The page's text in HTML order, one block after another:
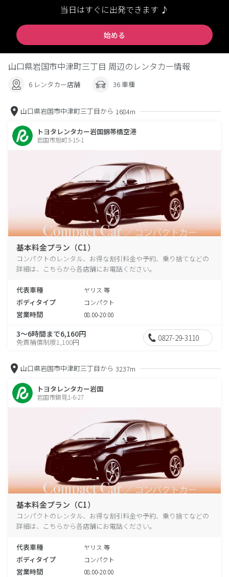
当日はすぐに出発できます ♪
始める
山口県岩国市中津町三丁目 周辺のレンタカー情報
6 レンタカー店舗 36 車種
山口県岩国市中津町三丁目から 1684m
トヨタレンタカー岩国錦帯橋空港
岩国市旭町3-15-1
基本料金プラン（C1）
コンパクトのレンタル、お得な割引料金や予約、乗り捨てなどの
詳細は、こちらから各店舗にお電話ください。
代表車種 ヤリス 等
ボディタイプ コンパクト
営業時間 08:00-20:00
3～6時間まで6,160円
免責補償制度1,100円 0827-29-3110
山口県岩国市中津町三丁目から 3237m
トヨタレンタカー岩国
岩国市錦見1-6-27
基本料金プラン（C1）
コンパクトのレンタル、お得な割引料金や予約、乗り捨てなどの
詳細は、こちらから各店舗にお電話ください。
代表車種 ヤリス 等
ボディタイプ コンパクト
営業時間 08:00-20:00